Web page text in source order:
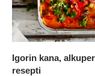
Igorin kana,
resepti